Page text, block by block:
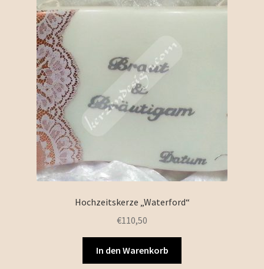
Hochzeitskerze „Waterford“
€110,50
In den Warenkorb